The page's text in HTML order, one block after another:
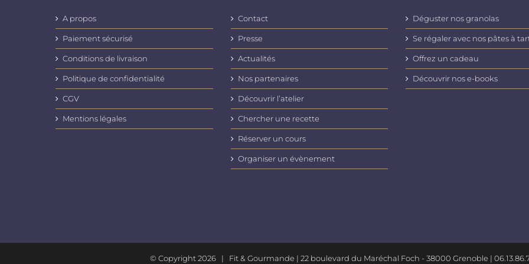
options
peuvent
être
choisies
page
produit
peuvent
être
choisies
sur
la
page
A propos
Paiement sécurisé
Conditions de livraison
Politique de confidentialité
CGV
Mentions légales
Contact
Presse
Actualités
Nos partenaires
Découvrir l’atelier
Chercher une recette
Réserver un cours
Organiser un évènement
Déguster nos granolas
Se régaler avec nos pâtes à
Offrez un cadeau
Découvrir nos e-books
© Copyright2026 | Fit & Gourmande | 22 boulevard du Maréchal Foch - 38000 Grenoble |